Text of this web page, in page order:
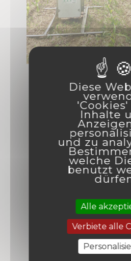
I have been
AviTrac 18S
seasons now and
than
I suffered at my
the
crows, since this
no more
I am also a user
FlyTrac kites
Diese
Inhalte
und zu
welche
benutzt
Alle
Verbiete alle